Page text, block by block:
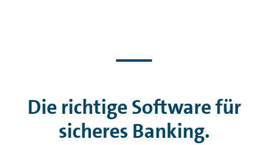
Die richtige Software für
sicheres Banking.